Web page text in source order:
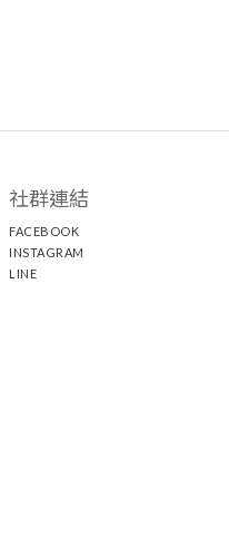
社群連結
FACEBOOK
INSTAGRAM
LINE